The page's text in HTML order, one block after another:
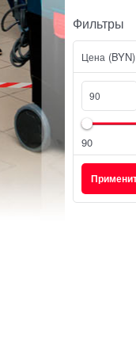
Фильтры
Цена (BYN)
90